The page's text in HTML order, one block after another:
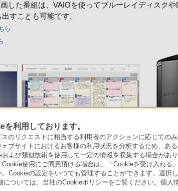
した番組は、VAIOを使ってブルーレイディスク
すことも可能です。
ら
利用しております。
のリクエストに相当する利用者のアクションに応じての
ブサイトにおけるお客様の利用状況を分析するため、あ
よび類似技術を使用して一定の情報を収集する場合があ
使用にご同意頂ける場合は、「Cookieを受け入れる
Cookieの設定をいつでも管理することができます。選択
ついては、当社のCookieポリシーをご覧ください。個人